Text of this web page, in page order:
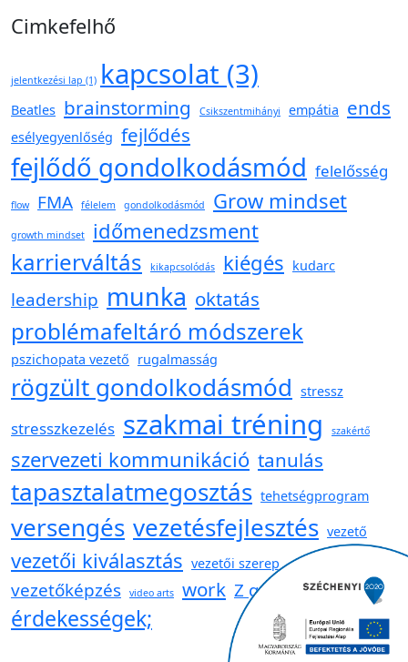
Cimkefelhő
jelentkezési lap (1) kapcsolat (3)
Beatles brainstorming Csikszentmihányi empátia ends
esélyegyenlőség fejlődés
fejlődő gondolkodásmód felelősség
flow FMA félelem gondolkodásmód Grow mindset
growth mindset időmenedzsment
karrierváltás kikapcsolódás kiégés kudarc
leadership munka oktatás
problémafeltáró módszerek
pszichopata vezető rugalmasság
rögzült gondolkodásmód stressz
stresszkezelés szakmai tréning szakértő
szervezeti kommunikáció tanulás
tapasztalatmegosztás tehetségprogram
versengés vezetésfejlesztés vezető
vezetői kiválasztás vezetői szerep
vezetőképzés video arts work Z generáció
érdekességek;